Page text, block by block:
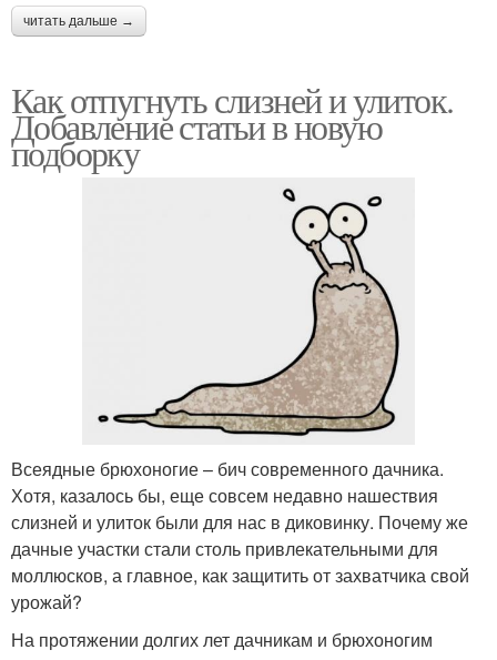
читать дальше →
Как отпугнуть слизней и улиток.
Добавление статьи в новую
подборку
Всеядные брюхоногие – бич современного дачника.
Хотя, казалось бы, еще совсем недавно нашествия
слизней и улиток были для нас в диковинку. Почему же
дачные участки стали столь привлекательными для
моллюсков, а главное, как защитить от захватчика свой
урожай?
На протяжении долгих лет дачникам и брюхоногим